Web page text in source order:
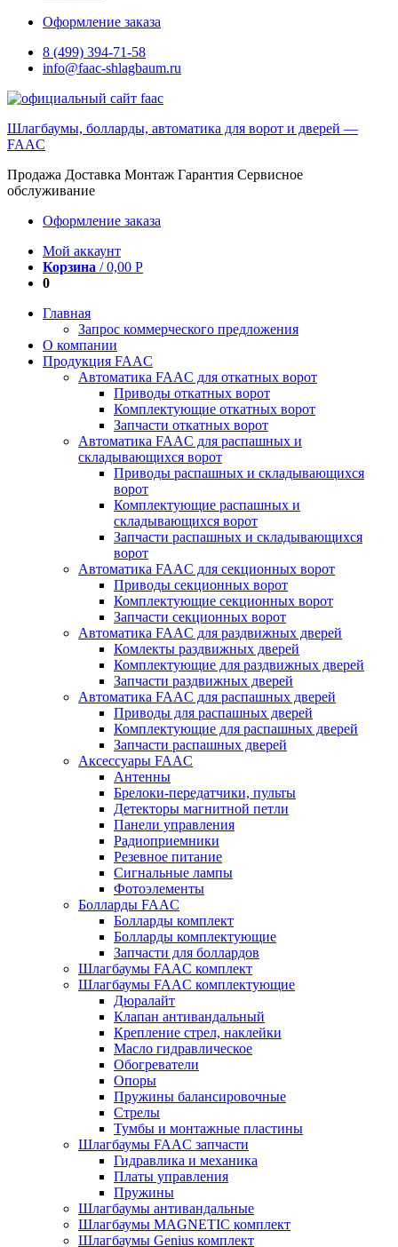
Оформление заказа
8 (499) 394-71-58
info@faac-shlagbaum.ru
Шлагбаумы, болларды, автоматика для ворот и дверей —
FAAC
Продажа Доставка Монтаж Гарантия Сервисное
обслуживание
Оформление заказа
Мой аккаунт
Корзина /0,00 Р
0
Главная
Запрос коммерческого предложения
О компании
Продукция FAAC
Автоматика FAAC для откатных ворот
Приводы откатных ворот
Комплектующие откатных ворот
Запчасти откатных ворот
Автоматика FAAC для распашных и
складывающихся ворот
Приводы распашных и складывающихся
ворот
Комплектующие распашных и
складывающихся ворот
Запчасти распашных и складывающихся
ворот
Автоматика FAAC для секционных ворот
Приводы секционных ворот
Комплектующие секционных ворот
Запчасти секционных ворот
Автоматика FAAC для раздвижных дверей
Комлекты раздвижных дверей
Комплектующие для раздвижных дверей
Запчасти раздвижных дверей
Автоматика FAAC для распашных дверей
Приводы для распашных дверей
Комплектующие для распашных дверей
Запчасти распашных дверей
Аксессуары FAAC
Антенны
Брелоки-передатчики, пульты
Детекторы магнитной петли
Панели управления
Радиоприемники
Резевное питание
Сигнальные лампы
Фотоэлементы
Болларды FAAC
Болларды комплект
Болларды комплектующие
Запчасти для боллардов
Шлагбаумы FAAC комплект
Шлагбаумы FAAC комплектующие
Дюралайт
Клапан антивандальный
Крепление стрел, наклейки
Масло гидравлическое
Обогреватели
Опоры
Пружины балансировочные
Стрелы
Тумбы и монтажные пластины
Шлагбаумы FAAC запчасти
Гидравлика и механика
Платы управления
Пружины
Шлагбаумы антивандальные
Шлагбаумы MAGNETIC комплект
Шлагбаумы Genius комплект